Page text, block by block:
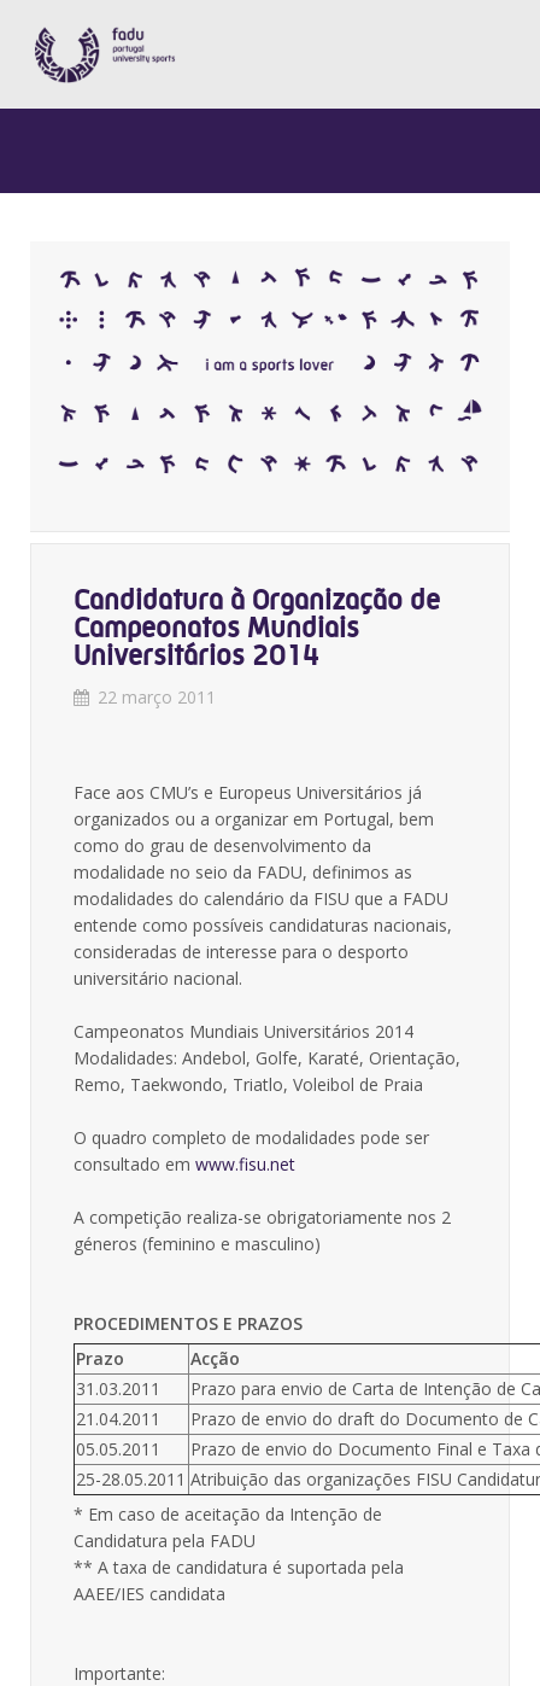
Candidatura à Organização de
Campeonatos Mundiais
Universitários 2014
22 março 2011
Face aos CMU’s e Europeus Universitários já
organizados ou a organizar em Portugal, bem
como do grau de desenvolvimento da
modalidade no seio da FADU, definimos as
modalidades do calendário da FISU que a FADU
entende como possíveis candidaturas nacionais,
consideradas de interesse para o desporto
universitário nacional.
Campeonatos Mundiais Universitários 2014
Modalidades: Andebol, Golfe, Karaté, Orientação,
Remo, Taekwondo, Triatlo, Voleibol de Praia
O quadro completo de modalidades pode ser
consultado em www.fisu.net
A competição realiza-se obrigatoriamente nos 2
géneros (feminino e masculino)
PROCEDIMENTOS E PRAZOS
Prazo
Acção
31.03.2011
Prazo para envio de Carta de Intenção de
21.04.2011
Prazo de envio do draft do Documento de
05.05.2011
Prazo de envio do Documento Final e Taxa
25-28.05.2011 Atribuição das organizações FISU
* Em caso de aceitação da Intenção de
Candidatura pela FADU
** A taxa de candidatura é suportada pela
AAEE/IES candidata
Importante: